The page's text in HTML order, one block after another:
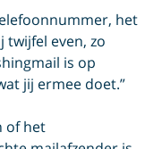
het
twijfel even, zo
is op
jij ermee doet.”
of het